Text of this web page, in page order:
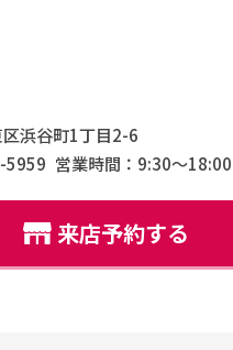
浜谷町1丁目2-6
5959 営業時間：9:30〜18:00
来店予約する